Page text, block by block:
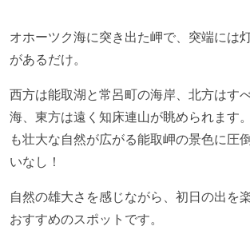
オホーツク海に突き出た岬で、突端には
があるだけ。
西方は能取湖と常呂町の海岸、北方はす
海、東方は遠く知床連山が眺められます
も壮大な自然が広がる能取岬の景色に圧
いなし！
自然の雄大さを感じながら、初日の出を
おすすめのスポットです。